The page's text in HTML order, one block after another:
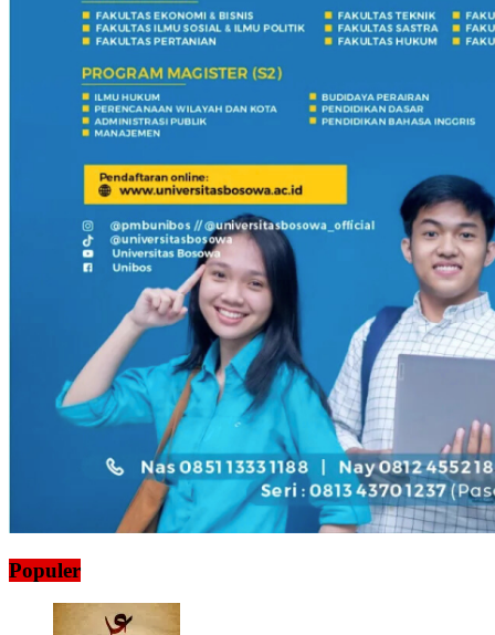
Populer